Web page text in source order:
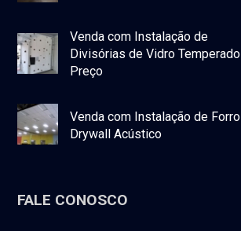
Venda com Instalação de
Divisórias de Vidro Temperado
Preço
Venda com Instalação de Forro
Drywall Acústico
FALE CONOSCO